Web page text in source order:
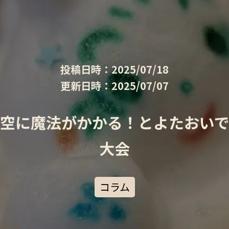
投稿日時：2025/07/18
更新日時：2025/07/07
に魔法がかかる！とよたおい
大会
コラム